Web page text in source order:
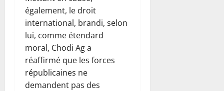
également, le droit
international, brandi, selon
lui, comme étendard
moral, Chodi Ag a
réaffirmé que les forces
républicaines ne
demandent pas des